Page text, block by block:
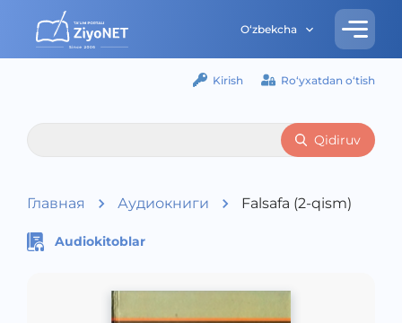
O‘zbekcha
Kirish Ro‘yxatdan o‘tish
Qidiruv
Главная Аудиокниги Falsafa (2-qism)
Audiokitoblar